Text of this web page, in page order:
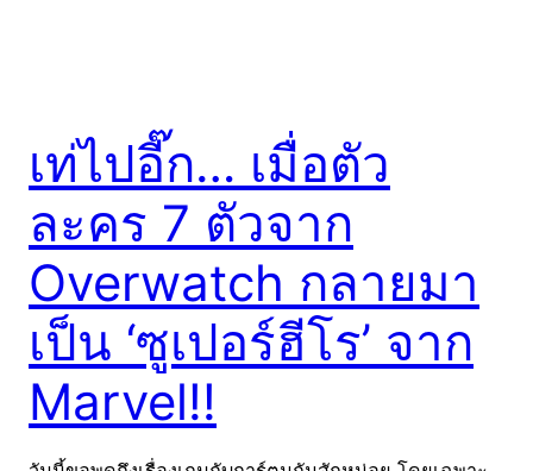
เท่ไปอี๊ก… เมื่อตัว
ละคร 7 ตัวจาก
Overwatch กลายมา
เป็น ‘ซูเปอร์ฮีโร’ จาก
Marvel!!